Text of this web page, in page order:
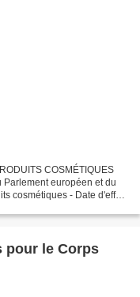
COSMÉTIQUES
Parlement européen et du
cosmétiques - Date d'effet
pour le Corps